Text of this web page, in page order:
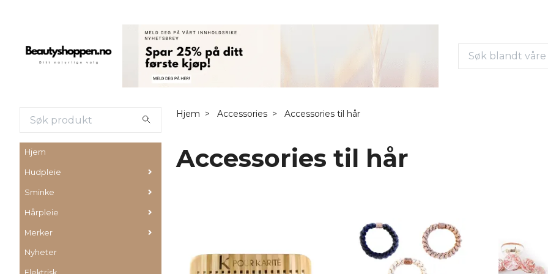
Hjem
Hudpleie
Sminke
Hårpleie
Merker
Nyheter
Hjem Accessories Accessories til hår
Accessories til hår